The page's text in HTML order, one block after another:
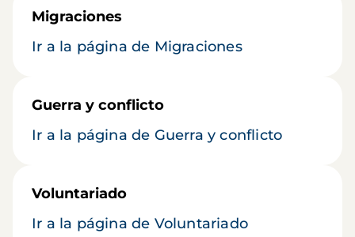
Migraciones
Ir a la página de Migraciones
Guerra y conflicto
Ir a la página de Guerra y conflicto
Voluntariado
Ir a la página de Voluntariado